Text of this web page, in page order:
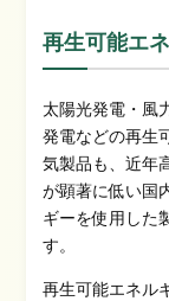
再生可能エ
太陽光発電・風
発電などの再生
気製品も、近年
が顕著に低い国
ギーを使用した
す。
再生可能エネル